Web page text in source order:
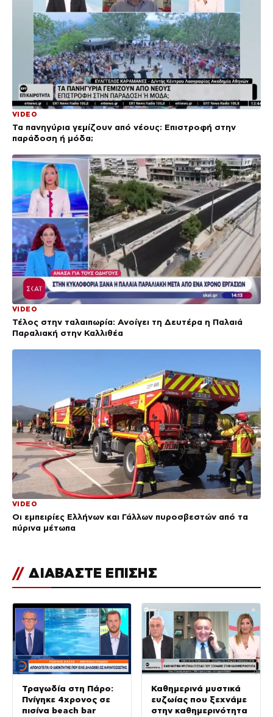
VIDEO
Τα πανηγύρια γεμίζουν από νέους: Επιστροφή στην
παράδοση ή μόδα;
VIDEO
Τέλος στην ταλαιπωρία: Ανοίγει τη Δευτέρα η Παλαιά
Παραλιακή στην Καλλιθέα
VIDEO
Οι εμπειρίες Ελλήνων και Γάλλων πυροσβεστών από τα
πύρινα μέτωπα
// ΔΙΑΒΑΣΤΕ ΕΠΙΣΗΣ
Τραγωδία στη Πάρο:
Πνίγηκε 4χρονος σε
πισίνα beach bar
Καθημερινά μυστικά
ευζωίας που ξεχνάμε
στην καθημερινότητα